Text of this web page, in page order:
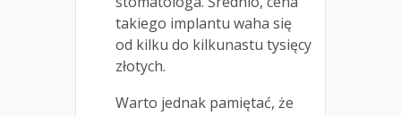
takiego implantu waha się
od kilku do kilkunastu tysięcy
złotych.
Warto jednak pamiętać, że